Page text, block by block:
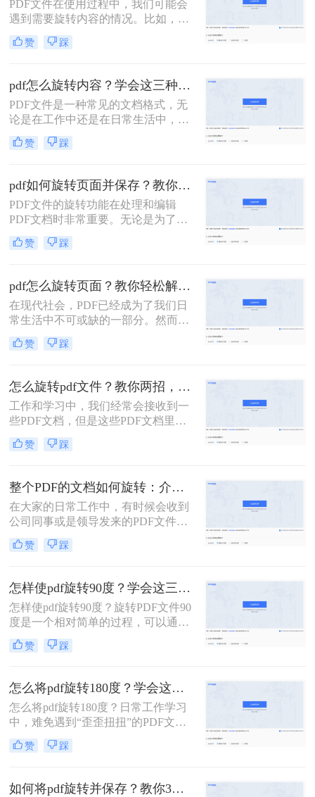
PDF文件在使用过程中，我们可能会
遇到需要旋转内容的情况。比如，有
些PDF文件页面方向不正确，或者需
要将横向页面转为纵向页面。那么，
呢？本文将为您详细讲解。
赞 踩
pdf怎么旋转内容？学会这三种方法就够了！
PDF文件是一种常见的文档格式，无
论是在工作中还是在日常生活中，我
们都经常会遇到需要对PDF文件进行
旋转内容的情况。无论是调整页面的
都是一个非常有用的功能。那么pdf怎
么旋转内容呢？在本文中，我们将向
您介绍几种简单易学的技巧，帮助您
轻松旋转PDF文件的内容。
赞 踩
pdf如何旋转页面并保存？教你二招，轻松旋转PDF！
PDF文件的旋转功能在处理和编辑
PDF文档时非常重要。无论是为了更
好地阅读PDF还是为了满足特定需
求，掌握如何旋转PDF页面并保存是
如何旋转页面并保存方法，帮助您轻
松完成任务。
赞 踩
pdf怎么旋转页面？教你轻松解决翻转问题！
在现代社会，PDF已经成为了我们日
常生活中不可或缺的一部分。然而，
当我们遇到需要旋转PDF页面的情况
时，有些朋友可能会感到困惑。那么
家介绍几种简单而有效的方法，帮助
您解决PDF页面旋转的难题。
赞 踩
怎么旋转pdf文件？教你两招，实现PDF文档翻转自由！
工作和学习中，我们经常会接收到一
些PDF文档，但是这些PDF文档里面
的页面方向是横版的，这就会使得我
们查看的时候很不方便。因此我们必
小伙伴还不知道要怎么旋转pdf文件！
下面我们就来介绍二种PDF旋转页面
的方法吧！
赞 踩
整个PDF的文档如何旋转：介绍两个方法！
在大家的日常工作中，有时候会收到
公司同事或是领导发来的PDF文件，
我们需要对其中的内容进行查阅。但
有时收到的PDF文件会存在东倒西歪
信息。因此，为了能够使我们阅读的
时候更方便，我们需要将PDF文件进
行旋转操作，那么整个PDF的文档如
何旋转呢？ 不用担心，下面小编就带
来2个比较好用的方法，觉得有需要
的，就一起来看一下吧！
赞 踩
怎样使pdf旋转90度？学会这三种方法就够了！
怎样使pdf旋转90度？旋转PDF文件90
度是一个相对简单的过程，可以通过
多种方法实现。以下是几种常见的方
法，包括使用PDF编辑软件、在线
等。
赞 踩
怎么将pdf旋转180度？学会这二种方法就够了！
怎么将pdf旋转180度？日常工作学习
中，难免遇到“歪歪扭扭”的PDF文
件，为了美观易看，就需要对文档进
行旋转操作了。 下面针对旋转固定角
方法，有用的话记得点个赞。
赞 踩
如何将pdf旋转并保存？教你3个好用的方法！